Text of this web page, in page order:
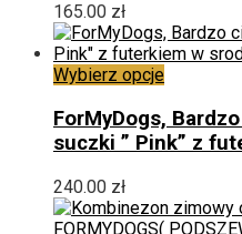
Opcje
można
wybrać
na
stronie
produktu
165.00 zł
Wybierz opcjeTen
ma
wiele
można
wybrać
ForMyDogs,
suczki ” Pink” z
240.00 zł